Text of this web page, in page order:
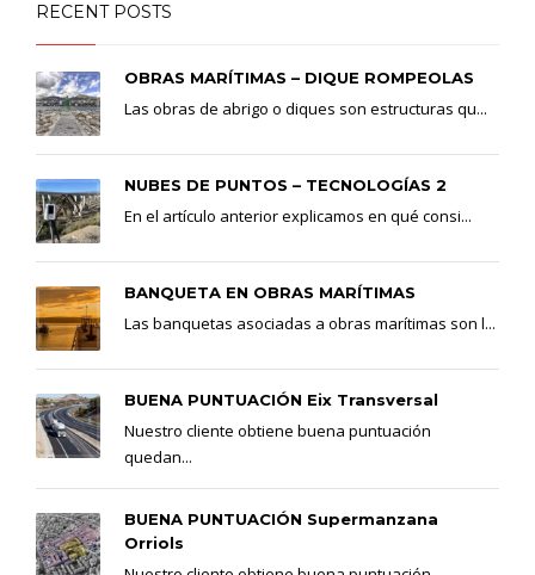
RECENT POSTS
OBRAS MARÍTIMAS – DIQUE ROMPEOLAS
Las obras de abrigo o diques son estructuras qu...
NUBES DE PUNTOS – TECNOLOGÍAS 2
En el artículo anterior explicamos en qué consi...
BANQUETA EN OBRAS MARÍTIMAS
Las banquetas asociadas a obras marítimas son l...
BUENA PUNTUACIÓN Eix Transversal
Nuestro cliente obtiene buena puntuación
quedan...
BUENA PUNTUACIÓN Supermanzana
Orriols